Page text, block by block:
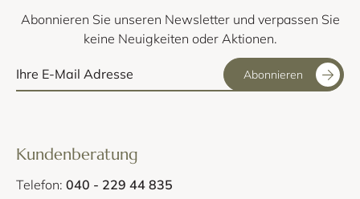
Abonnieren Sie unseren Newsletter und verpassen Sie
keine Neuigkeiten oder Aktionen.
Abonnieren
Kundenberatung
Telefon: 040 - 229 44 835